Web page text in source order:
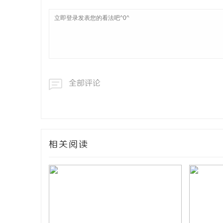
全部评论
相关阅读